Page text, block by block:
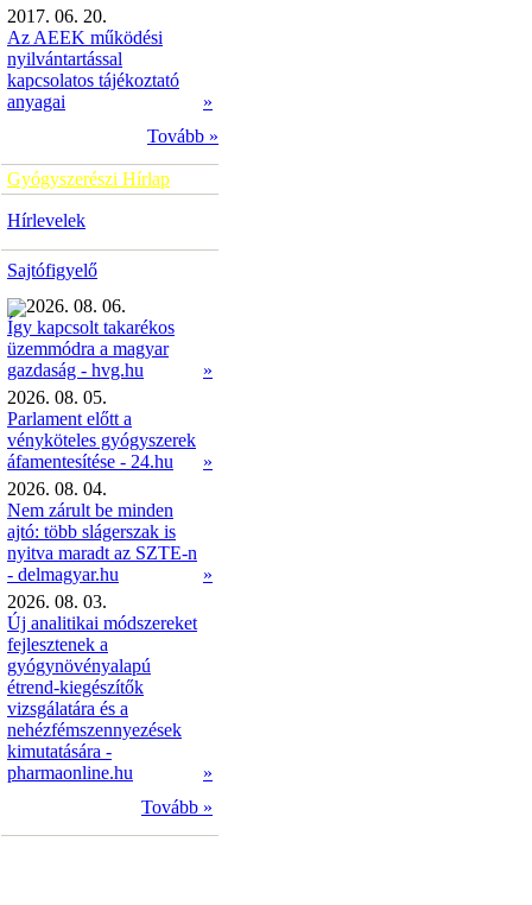
2017. 06. 20.
Az AEEK működési
nyilvántartással
kapcsolatos tájékoztató
anyagai
»
Tovább »
Gyógyszerészi Hírlap
Hírlevelek
Sajtófigyelő
2026. 08. 06.
Így kapcsolt takarékos
üzemmódra a magyar
gazdaság - hvg.hu
»
2026. 08. 05.
Parlament előtt a
vényköteles gyógyszerek
áfamentesítése - 24.hu
»
2026. 08. 04.
Nem zárult be minden
ajtó: több slágerszak is
nyitva maradt az SZTE-n
- delmagyar.hu
»
2026. 08. 03.
Új analitikai módszereket
fejlesztenek a
gyógynövényalapú
étrend-kiegészítők
vizsgálatára és a
nehézfémszennyezések
kimutatására -
pharmaonline.hu
»
Tovább »